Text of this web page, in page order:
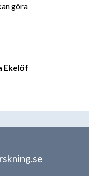
göra
Ekelöf